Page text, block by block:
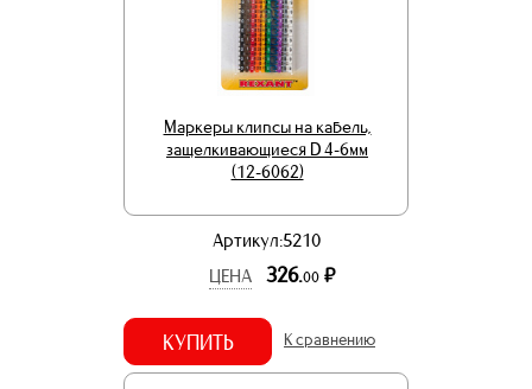
Маркеры клипсы на кабель,
защелкивающиеся D 4-6мм
(12-6062)
Артикул:5210
ЦЕНА
326.00 р.
КУПИТЬ К сравнению